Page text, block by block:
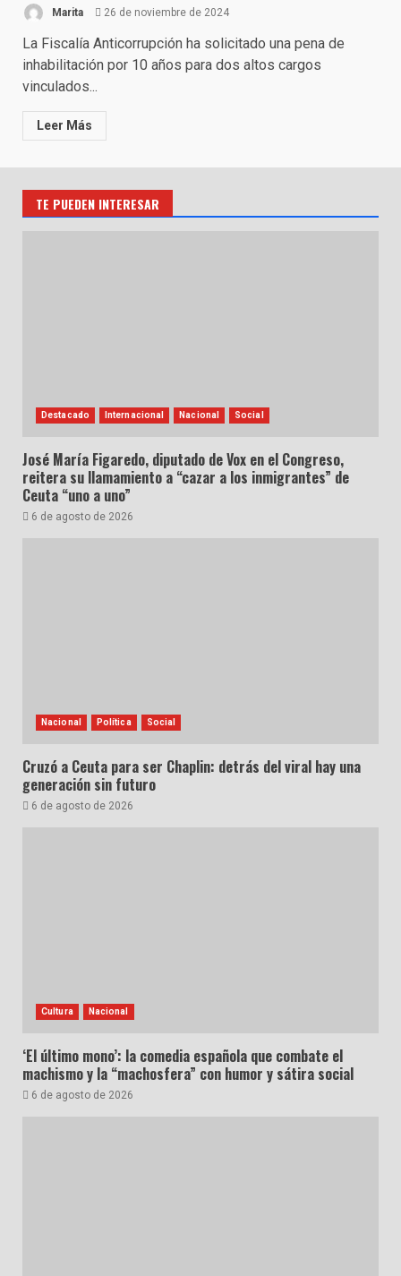
Marita 26 de noviembre de 2024
La Fiscalía Anticorrupción ha solicitado una pena de
inhabilitación por 10 años para dos altos cargos
vinculados...
Leer Más
TE PUEDEN INTERESAR
Destacado Internacional Nacional Social
José María Figaredo, diputado de Vox en el Congreso,
reitera su llamamiento a “cazar a los inmigrantes” de
Ceuta “uno a uno”
6 de agosto de 2026
Nacional Política Social
Cruzó a Ceuta para ser Chaplin: detrás del viral hay una
generación sin futuro
6 de agosto de 2026
Cultura Nacional
‘El último mono’: la comedia española que combate el
machismo y la “machosfera” con humor y sátira social
6 de agosto de 2026